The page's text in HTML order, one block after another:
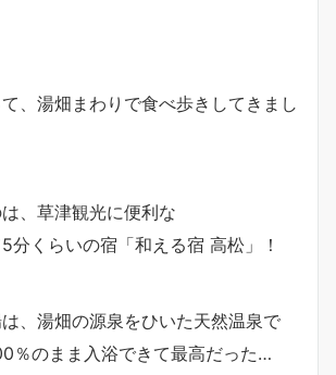
、湯畑まわりで食べ歩きしてきまし
、草津観光に便利な
分くらいの宿「和える宿 高松」！
、湯畑の源泉をひいた天然温泉で
％のまま入浴できて最高だった…